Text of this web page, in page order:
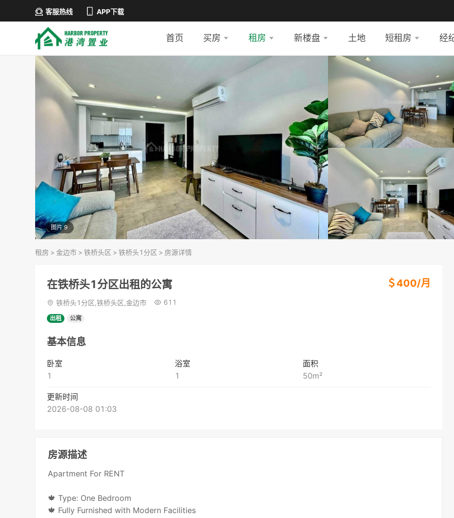
客服热线 APP下载
首页 买房 租房 新楼盘 土地 短租房 经
图片 9
租房 > 金边市 > 铁桥头区 > 铁桥头1分区 > 房源详情
在铁桥头1分区出租的公寓 ＄ 400/月
铁桥头1分区,铁桥头区,金边市 611
出租 公寓
基本信息
卧室
1
浴室
1
面积
50m²
更新时间
2026-08-08 01:03
房源描述
Apartment For RENT
🍁 Type: One Bedroom
🍁 Fully Furnished with Modern Facilities